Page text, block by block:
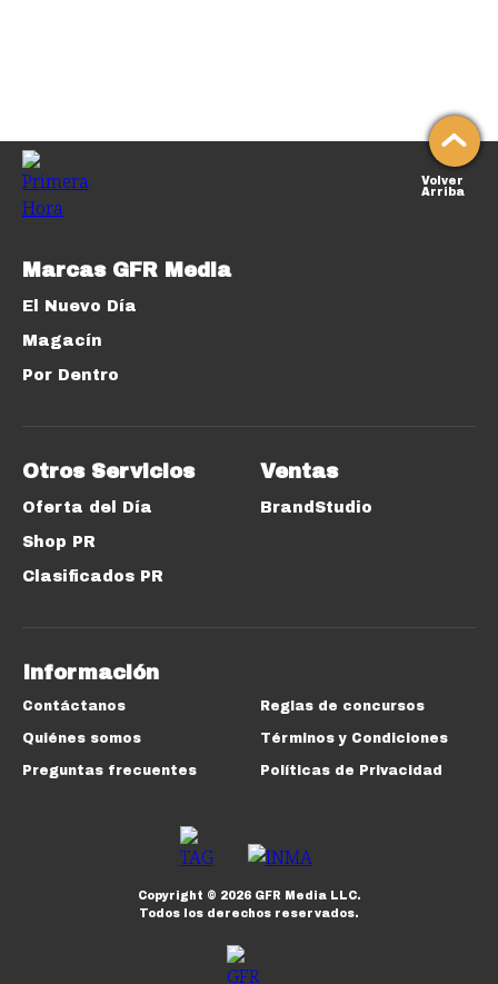
Volver
Arriba
Marcas GFR Media
El Nuevo Día
Magacín
Por Dentro
Otros Servicios
Oferta del Día
Shop PR
Clasificados PR
Ventas
BrandStudio
Información
Contáctanos
Quiénes somos
Preguntas frecuentes
Reglas de concursos
Términos y Condiciones
Políticas de Privacidad
Copyright © 2026GFR Media LLC.
Todos los derechos reservados.